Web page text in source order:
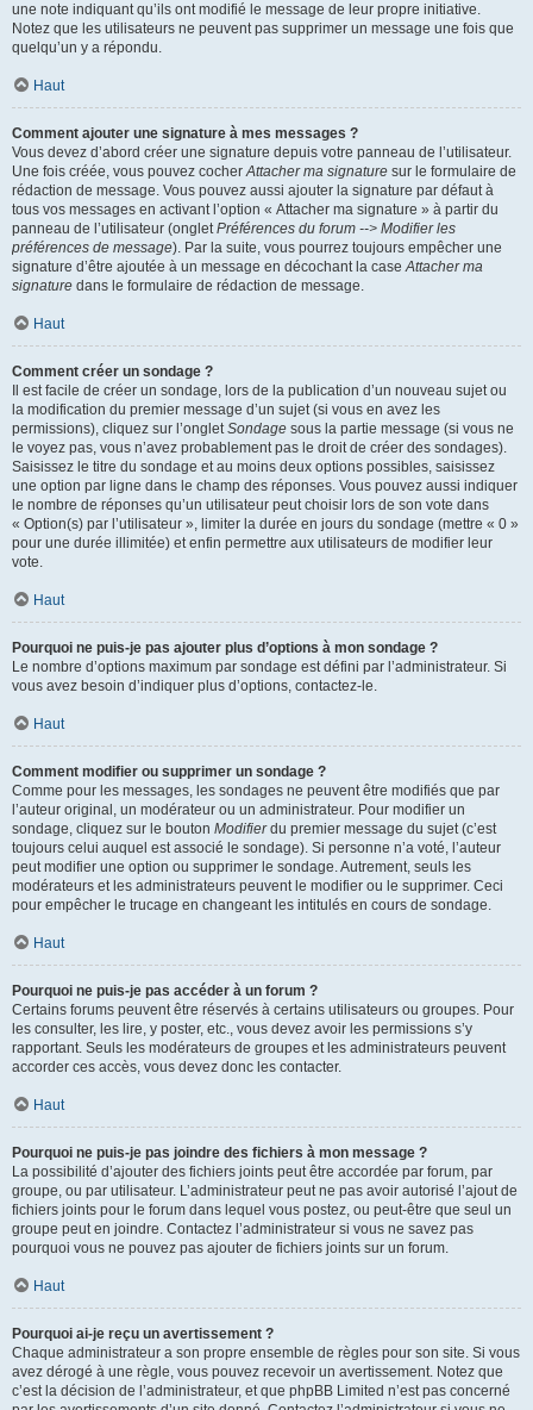
une note indiquant qu’ils ont modifié le message de leur propre initiative.
Notez que les utilisateurs ne peuvent pas supprimer un message une fois que
quelqu’un y a répondu.
Haut
Comment ajouter une signature à mes messages ?
Vous devez d’abord créer une signature depuis votre panneau de l’utilisateur.
Une fois créée, vous pouvez cocherAttacher ma signature sur le formulaire de
rédaction de message. Vous pouvez aussi ajouter la signature par défaut à
tous vos messages en activant l’option « Attacher ma signature » à partir du
panneau de l’utilisateur (ongletPréférences du forum --> Modifier les
préférences de message). Par la suite, vous pourrez toujours empêcher une
signature d’être ajoutée à un message en décochant la caseAttacher ma
signature dans le formulaire de rédaction de message.
Haut
Comment créer un sondage ?
Il est facile de créer un sondage, lors de la publication d’un nouveau sujet ou
la modification du premier message d’un sujet (si vous en avez les
permissions), cliquez sur l’ongletSondage sous la partie message (si vous ne
le voyez pas, vous n’avez probablement pas le droit de créer des sondages).
Saisissez le titre du sondage et au moins deux options possibles, saisissez
une option par ligne dans le champ des réponses. Vous pouvez aussi indiquer
le nombre de réponses qu’un utilisateur peut choisir lors de son vote dans
« Option(s) par l’utilisateur », limiter la durée en jours du sondage (mettre « 0 »
pour une durée illimitée) et enfin permettre aux utilisateurs de modifier leur
vote.
Haut
Pourquoi ne puis-je pas ajouter plus d’options à mon sondage ?
Le nombre d’options maximum par sondage est défini par l’administrateur. Si
vous avez besoin d’indiquer plus d’options, contactez-le.
Haut
Comment modifier ou supprimer un sondage ?
Comme pour les messages, les sondages ne peuvent être modifiés que par
l’auteur original, un modérateur ou un administrateur. Pour modifier un
sondage, cliquez sur le bouton Modifierdu premier message du sujet (c’est
toujours celui auquel est associé le sondage). Si personne n’a voté, l’auteur
peut modifier une option ou supprimer le sondage. Autrement, seuls les
modérateurs et les administrateurs peuvent le modifier ou le supprimer. Ceci
pour empêcher le trucage en changeant les intitulés en cours de sondage.
Haut
Pourquoi ne puis-je pas accéder à un forum ?
Certains forums peuvent être réservés à certains utilisateurs ou groupes. Pour
les consulter, les lire, y poster, etc., vous devez avoir les permissions s’y
rapportant. Seuls les modérateurs de groupes et les administrateurs peuvent
accorder ces accès, vous devez donc les contacter.
Haut
Pourquoi ne puis-je pas joindre des fichiers à mon message ?
La possibilité d’ajouter des fichiers joints peut être accordée par forum, par
groupe, ou par utilisateur. L’administrateur peut ne pas avoir autorisé l’ajout de
fichiers joints pour le forum dans lequel vous postez, ou peut-être que seul un
groupe peut en joindre. Contactez l’administrateur si vous ne savez pas
pourquoi vous ne pouvez pas ajouter de fichiers joints sur un forum.
Haut
Pourquoi ai-je reçu un avertissement ?
Chaque administrateur a son propre ensemble de règles pour son site. Si vous
avez dérogé à une règle, vous pouvez recevoir un avertissement. Notez que
c’est la décision de l’administrateur, et que phpBB Limited n’est pas concerné